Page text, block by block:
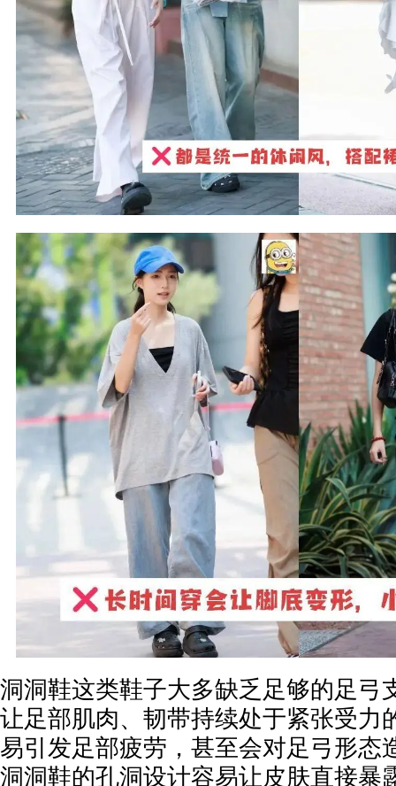
洞洞鞋这类鞋子大多缺乏足够的足弓
让足部肌肉、韧带持续处于紧张受力
易引发足部疲劳，甚至会对足弓形态
洞洞鞋的孔洞设计容易让皮肤直接暴